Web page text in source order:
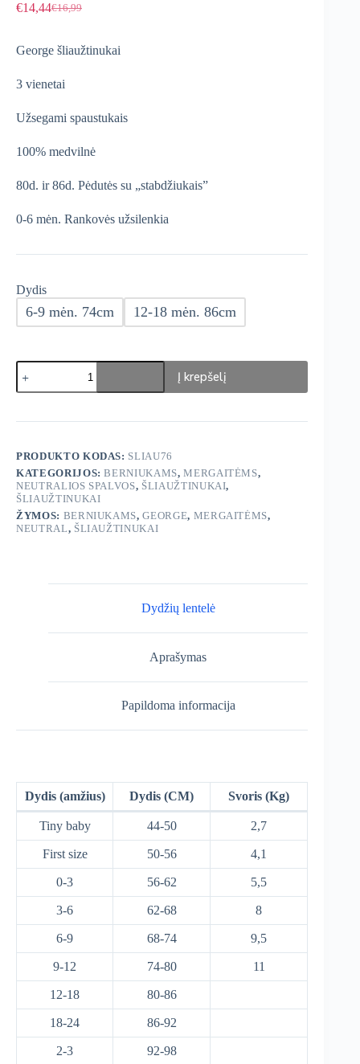
€16,99
Original
was:
€16,99.
€14,44Current
is:
€14,44.
George šliaužtinukai
3 vienetai
Užsegami spaustukais
100% medvilnė
80d. ir 86d. Pėdutės su „stabdžiukais”
0-6 mėn. Rankovės užsilenkia
Dydis
6-9 mėn. 74cm 12-18 mėn. 86cm
produkto
kiekis:
George
3vnt.
Į krepšelį
PRODUKTO KODAS: SLIAU76
KATEGORIJOS:BERNIUKAMS,MERGAITĖMS,
NEUTRALIOS SPALVOS, ŠLIAUŽTINUKAI,
ŠLIAUŽTINUKAI
ŽYMOS: BERNIUKAMS,GEORGE, MERGAITĖMS,
NEUTRAL, ŠLIAUŽTINUKAI
Dydžių lentelė
Aprašymas
Papildoma informacija
Dydis (amžius) Dydis (CM) Svoris (Kg)
Tiny baby 44-50 2,7
First size 50-56 4,1
0-3 56-62 5,5
3-6 62-68 8
6-9 68-74 9,5
9-12 74-80 11
12-18 80-86
18-24 86-92
2-3 92-98